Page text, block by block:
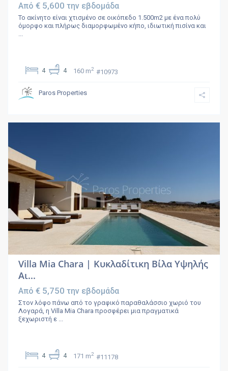
Από € 5,600την εβδομάδα
Το ακίνητο είναι χτισμένο σε οικόπεδο 1.500m2 με ένα πολύ
όμορφο και πλήρως διαμορφωμένο κήπο, ιδιωτική πισίνα και
...
4 4 160 m2 #10973
Paros Properties
Villa Mia Chara | Κυκλαδίτικη Βίλα Υψηλής
Αι...
Από € 5,750την εβδομάδα
Στον λόφο πάνω από το γραφικό παραθαλάσσιο χωριό του
Λογαρά, η Villa Mia Chara προσφέρει μια πραγματικά
ξεχωριστή ε ...
4 4 171 m2 #11178